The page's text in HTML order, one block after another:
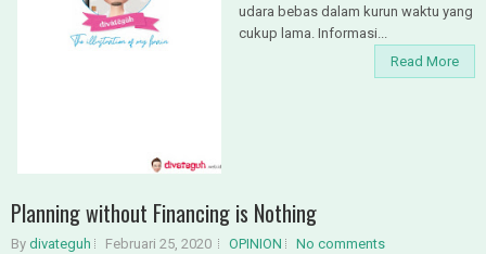
udara bebas dalam kurun waktu yang
cukup lama. Informasi...
Read More
Planning without Financing is Nothing
By divateguh Februari 25, 2020 OPINION
No comments